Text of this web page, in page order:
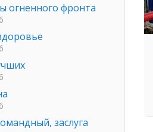
огненного фронта
заслуга